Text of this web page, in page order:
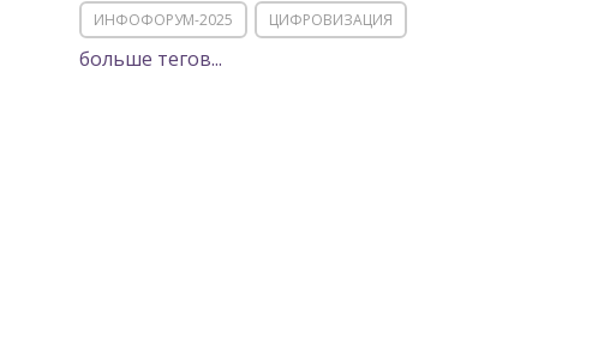
ИНФОФОРУМ-2025 ЦИФРОВИЗАЦИЯ
КИИ ИТ-ИНФРАСТРУКТУРА
больше тегов...